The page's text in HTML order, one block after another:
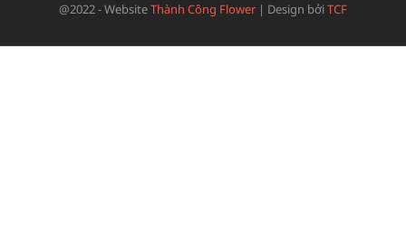
@2022 - WebsiteThành Công Flower | Design bởiTCF